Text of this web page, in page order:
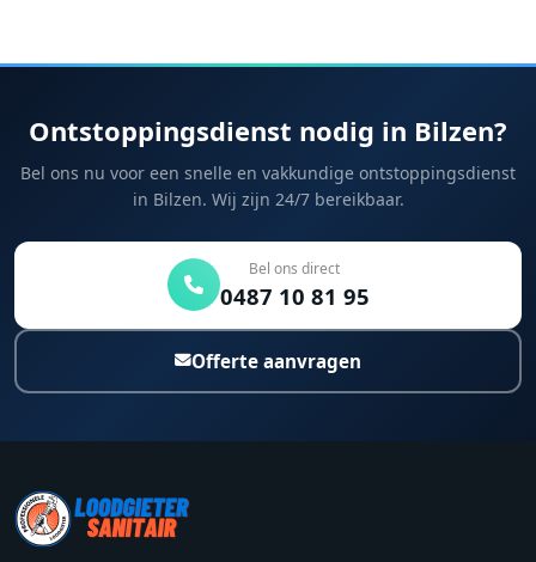
Ontstoppingsdienst nodig in Bilzen?
Bel ons nu voor een snelle en vakkundige ontstoppingsdienst
in Bilzen. Wij zijn 24/7 bereikbaar.
Bel ons direct
0487 10 81 95
Offerte aanvragen